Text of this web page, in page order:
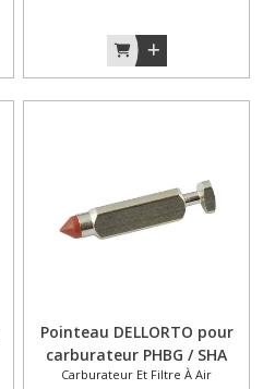
Pointeau DELLORTO pour
carburateur PHBG / SHA
Carburateur Et Filtre À Air